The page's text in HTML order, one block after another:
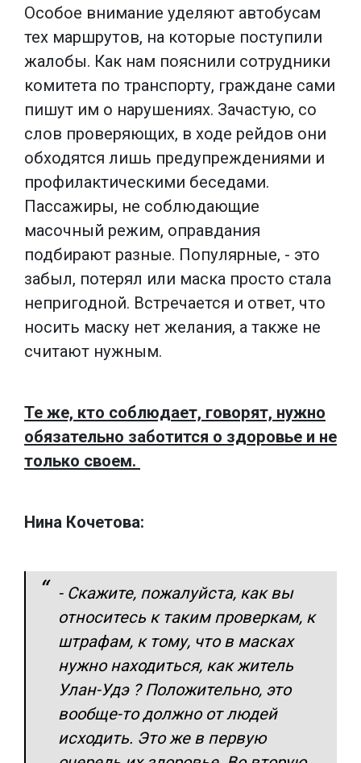
Особое внимание уделяют автобусам
тех маршрутов, на которые поступили
жалобы. Как нам пояснили сотрудники
комитета по транспорту, граждане сами
пишут им о нарушениях. Зачастую, со
слов проверяющих, в ходе рейдов они
обходятся лишь предупреждениями и
профилактическими беседами.
Пассажиры, не соблюдающие
масочный режим, оправдания
подбирают разные. Популярные, - это
забыл, потерял или маска просто стала
непригодной. Встречается и ответ, что
носить маску нет желания, а также не
считают нужным.
Те же, кто соблюдает, говорят, нужно
обязательно заботится о здоровье и не
только своем.
Нина Кочетова:
- Скажите, пожалуйста, как вы
относитесь к таким проверкам, к
штрафам, к тому, что в масках
нужно находиться, как житель
Улан-Удэ ? Положительно, это
вообще-то должно от людей
исходить. Это же в первую